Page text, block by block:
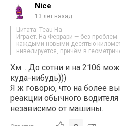
Nice
13 лет назад
Цитата: Teau-Ha
Играет. На Феррари — без
каждыми новыми десятью
нивелируется, причём в
Хм… До сотни и на 2106
куда-нибудь)))
Я ж говорю, что на более
реакции обычного
независимо от машины.